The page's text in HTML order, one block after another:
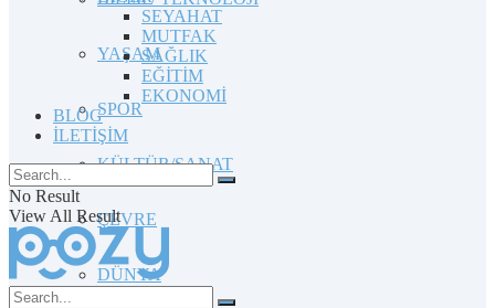
YAŞAM
SPOR
KÜLTÜR/SANAT
ÇEVRE
DÜNYA
SEYAHAT
MUTFAK
SAĞLIK
EĞİTİM
EKONOMİ
BLOG
İLETİŞİM
No Result
View All Result